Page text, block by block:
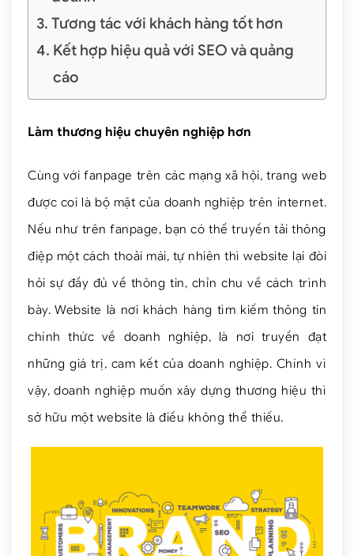
Tương tác với khách hàng tốt hơn
Kết hợp hiệu quả với SEO và quảng
cáo
Làm thương hiệu chuyên nghiệp hơn
Cùng với fanpage trên các mạng xã hội, trang web
được coi là bộ mặt của doanh nghiệp trên internet.
Nếu như trên fanpage, bạn có thể truyền tải thông
điệp một cách thoải mái, tự nhiên thì website lại đòi
hỏi sự đầy đủ về thông tin, chỉn chu về cách trình
bày. Website là nơi khách hàng tìm kiếm thông tin
chính thức về doanh nghiệp, là nơi truyền đạt
những giá trị, cam kết của doanh nghiệp. Chính vì
vậy, doanh nghiệp muốn xây dựng thương hiệu thì
sở hữu một website là điều không thể thiếu.